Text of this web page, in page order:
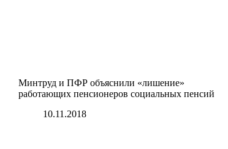
Минтруд и ПФР объяснили «лишение»
работающих пенсионеров социальных пенсий
10.11.2018